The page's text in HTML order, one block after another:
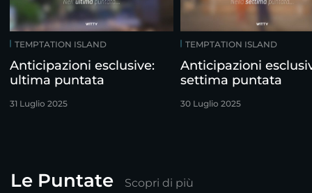
TEMPTATION ISLAND
Anticipazioni esclusive:
ultima puntata
31 Luglio 2025
TEMPTATION ISLAND
Anticipazioni
settima puntata
30 Luglio 2025
Le Puntate Scopri di più